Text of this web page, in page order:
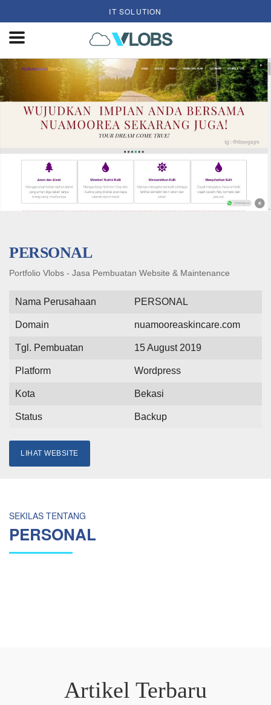
IT SOLUTION
PERSONAL
Portfolio Vlobs - Jasa Pembuatan Website & Maintenance
Nama Perusahaan PERSONAL
Domain nuamooreaskincare.com
Tgl. Pembuatan 15 August 2019
Platform Wordpress
Kota Bekasi
Status Backup
LIHAT WEBSITE
SEKILAS TENTANG
PERSONAL
Artikel Terbaru